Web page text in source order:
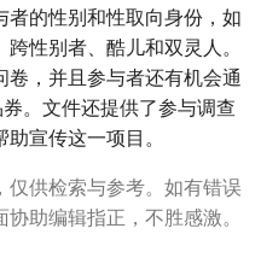
者的性别和性取向身份，如
性别者、酷儿和双灵人。
，并且参与者还有机会通
。文件还提供了参与调查
宣传这一项目。
仅供检索与参考。如有错误
助编辑指正，不胜感激。